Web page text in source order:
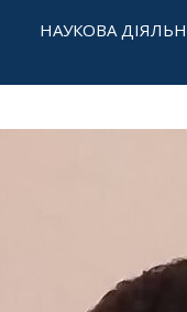
НАУКОВА